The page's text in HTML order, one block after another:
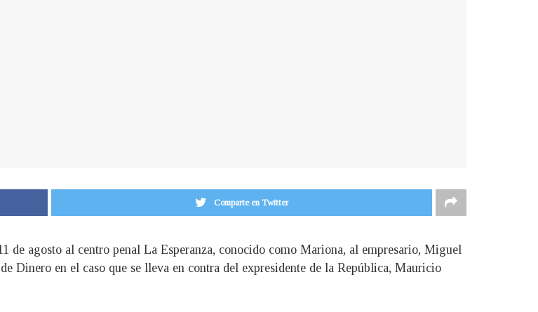
Comparte en Twitter
de agosto al centro penal La Esperanza, conocido como Mariona, al empresario, Miguel
Dinero en el caso que se lleva en contra del expresidente de la República, Mauricio